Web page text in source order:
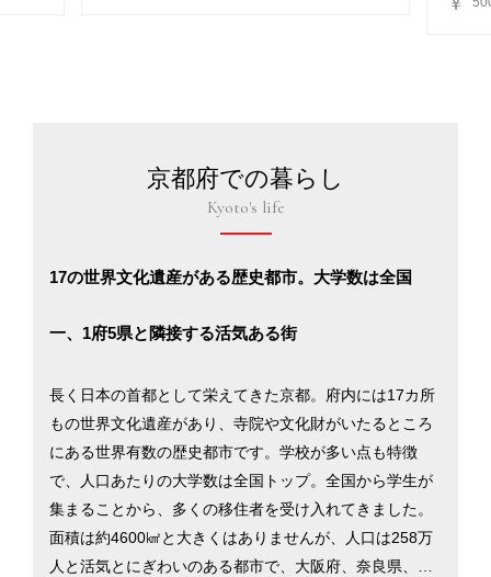
京都府での暮らし
Kyoto's life
17の世界文化遺産がある歴史都市。大学数は全国
一、1府5県と隣接する活気ある街
長く日本の首都として栄えてきた京都。府内には17カ所
もの世界文化遺産があり、寺院や文化財がいたるところ
にある世界有数の歴史都市です。学校が多い点も特徴
で、人口あたりの大学数は全国トップ。全国から学生が
集まることから、多くの移住者を受け入れてきました。
面積は約4600㎢と大きくはありませんが、人口は258万
人と活気とにぎわいのある都市で、大阪府、奈良県、三